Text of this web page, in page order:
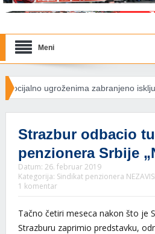
Meni
zabranjeno isključivanje struje
Strazbur odbacio
penzionera Srbije
Datum: 26. februar 2019
Kategorija: Sindikat penzionera
1 komentar
Tačno četiri meseca nakon što je
Strazburu zaprimio predstavku,